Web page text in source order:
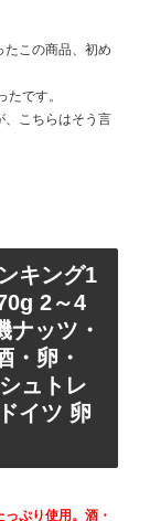
たこの商品、初め
です。
、こちらはそう言
キング1
2～4
ナッツ・
・卵・
ュトレ
イツ 卵
ぷり使用。酒・